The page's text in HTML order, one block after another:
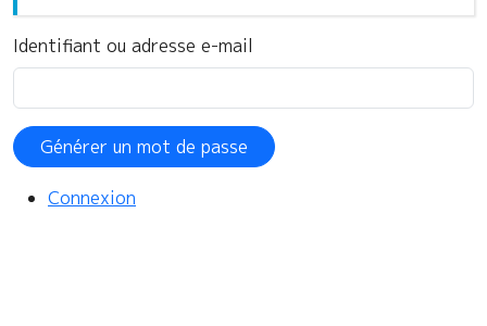
Identifiant ou adresse e-mail
Générer un mot de passe
Connexion